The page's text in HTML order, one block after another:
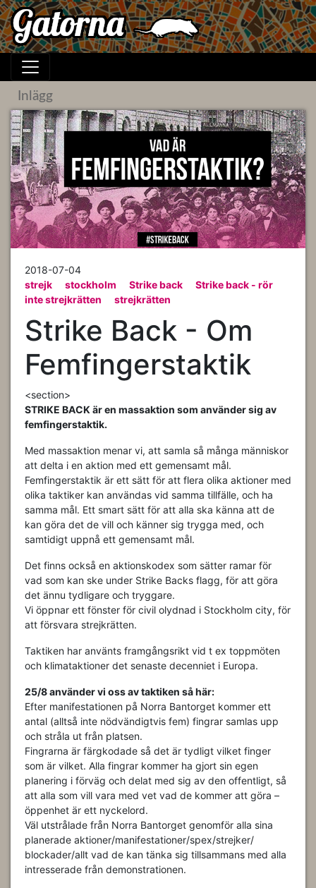
Inlägg
2018-07-04
strejk
stockholm Strike back
Strike back - rör
inte strejkrätten
strejkrätten
Strike Back - Om
Femfingerstaktik
<section>
STRIKE BACK är en massaktion som använder sig av
femfingerstaktik.
Med massaktion menar vi, att samla så många människor
att delta i en aktion med ett gemensamt mål.
Femfingerstaktik är ett sätt för att flera olika aktioner med
olika taktiker kan användas vid samma tillfälle, och ha
samma mål. Ett smart sätt för att alla ska känna att de
kan göra det de vill och känner sig trygga med, och
samtidigt uppnå ett gemensamt mål.
Det finns också en aktionskodex som sätter ramar för
vad som kan ske under Strike Backs flagg, för att göra
det ännu tydligare och tryggare.
Vi öppnar ett fönster för civil olydnad i Stockholm city, för
att försvara strejkrätten.
Taktiken har använts framgångsrikt vid t ex toppmöten
och klimataktioner det senaste decenniet i Europa.
25/8 använder vi oss av taktiken så här:
Efter manifestationen på Norra Bantorget kommer ett
antal (alltså inte nödvändigtvis fem) fingrar samlas upp
och stråla ut från platsen.
Fingrarna är färgkodade så det är tydligt vilket finger
som är vilket. Alla fingrar kommer ha gjort sin egen
planering i förväg och delat med sig av den offentligt, så
att alla som vill vara med vet vad de kommer att göra –
öppenhet är ett nyckelord.
Väl utstrålade från Norra Bantorget genomför alla sina
planerade aktioner/manifestationer/spex/strejker/
blockader/allt vad de kan tänka sig tillsammans med alla
intresserade från demonstrationen.